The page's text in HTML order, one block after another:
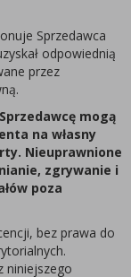
Sprzedawca
odpowiednią
przez
mogą
na własny
Nieuprawnione
zgrywanie i
poza
bez prawa do
niniejszego